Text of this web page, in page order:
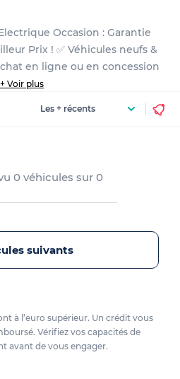
Occasion : Garantie
Prix ! ✅ Véhicules neufs &
en ligne ou en concession
+ Voir plus
0 véhicules sur 0
suivants
à l’euro supérieur. Un crédit vous
Vérifiez vos capacités de
avant de vous engager.